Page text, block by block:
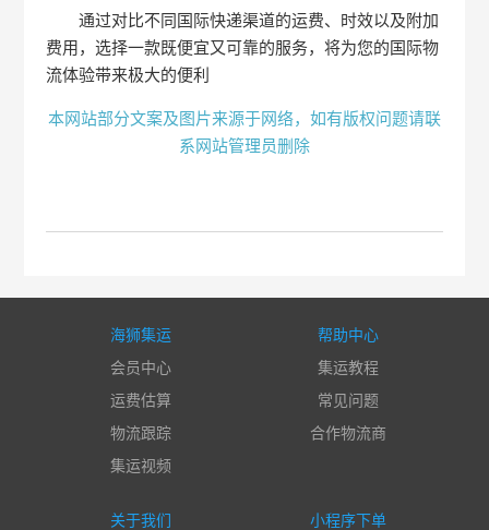
通过对比不同国际快递渠道的运费、时效以及附加
费用，选择一款既便宜又可靠的服务，将为您的国际物
流体验带来极大的便利
本网站部分文案及图片来源于网络，如有版权问题请联
系网站管理员删除
海狮集运
会员中心
运费估算
物流跟踪
集运视频
帮助中心
集运教程
常见问题
合作物流商
关于我们
小程序下单